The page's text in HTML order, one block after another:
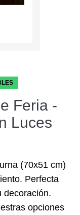
Feria -
Luces
(70x51 cm)
Perfecta
decoración.
opciones